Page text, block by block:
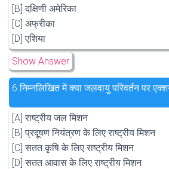
[B] दक्षिणी अमेरिका
[C] अफ्रीका
[D] एशिया
Show Answer
6.निम्नलिखित में क्या जलवायु परिवर्तन पर
[A] राष्ट्रीय जल मिशन
[B] प्रदूषण नियंत्रण के लिए राष्ट्रीय मिशन
[C] सतत कृषि के लिए राष्ट्रीय मिशन
[D] सतत आवास के लिए राष्ट्रीय मिशन